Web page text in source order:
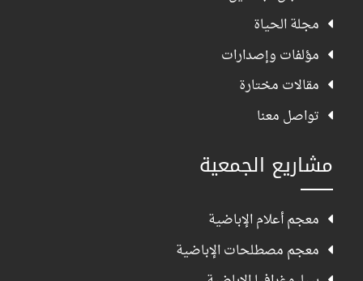
مجلة الحياة
مؤلفات وإصدارات
مقالات مختارة
تواصل معنا
مشاريع الجمعية
معجم أعلام الإباضية
معجم مصطلحات الإباضية